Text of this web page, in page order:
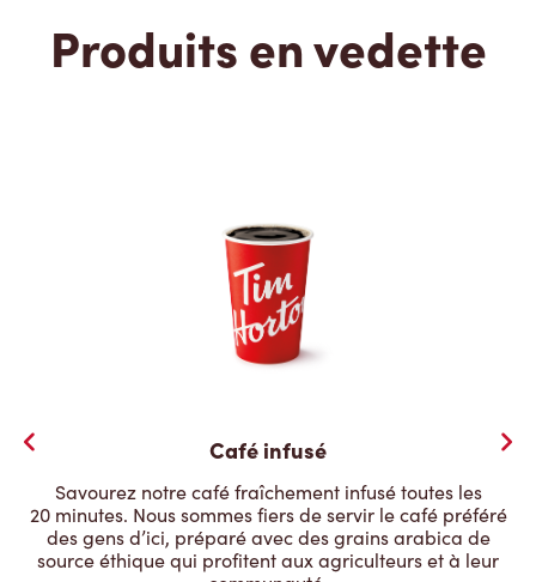
Produits en vedette
Café infusé
Savourez notre café fraîchement infusé toutes les
20 minutes. Nous sommes fiers de servir le café préféré
des gens d’ici, préparé avec des grains arabica de
source éthique qui profitent aux agriculteurs et à leur